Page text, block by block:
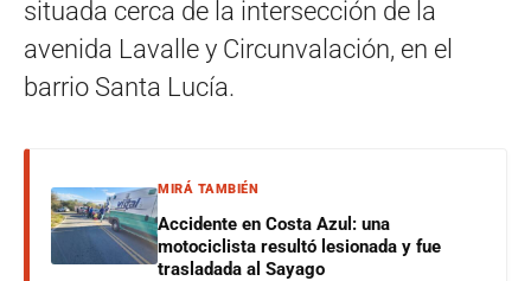
situada cerca de la intersección de la
avenida Lavalle y Circunvalación, en el
barrio Santa Lucía.
MIRÁ TAMBIÉN
Accidente en Costa Azul: una
motociclista resultó lesionada y fue
trasladada al Sayago